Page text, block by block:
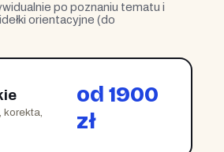
po poznaniu tematu i
orientacyjne (do
korekta,
od 1900
zł